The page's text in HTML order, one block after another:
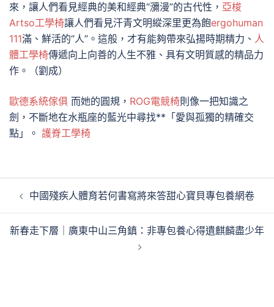
來，讓人們看見經典的美和經典“瀰漫”的古代性， 亞梭
Artso工學椅讓人們看見汗青文明縱深里更為飽ergohuman
111滿、鮮活的“人”。這般，才有能夠帶來弘揚時期精力、 人
體工學椅傳遞向上向善的人生不雅、具有文明質感的精品力
作。（劉成）
歐德系統傢俱 而她的圓規， ROG電競椅則像一把知識之
劍，不斷地在水瓶座的藍光中尋找**「愛與孤獨的精確交
點」。 護脊工學椅
覽
中國殘疾人體育若何書寫將來答甜心寶貝專包養網卷
新春走下層｜廣東中山三角鎮：非專包養心得遺麒麟盡少年